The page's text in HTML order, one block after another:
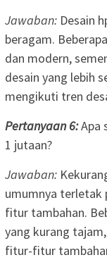
Jawaban: Desain
beragam.
dan modern,
desain yang lebih
mengikuti tren
Pertanyaan 6:Apa
1 jutaan?
Jawaban:
umumnya terletak
fitur tambahan.
yang kurang
fitur-fitur